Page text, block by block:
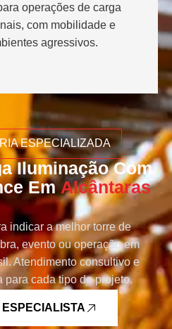
operações de carga
com mobilidade e
agressivos.
ESPECIALIZADA
Iluminação Com
EmAlcântaras
indicar a melhor torre de
evento ou operação em
Atendimento consultivo e
para cada tipo de projeto.
ESPECIALISTA